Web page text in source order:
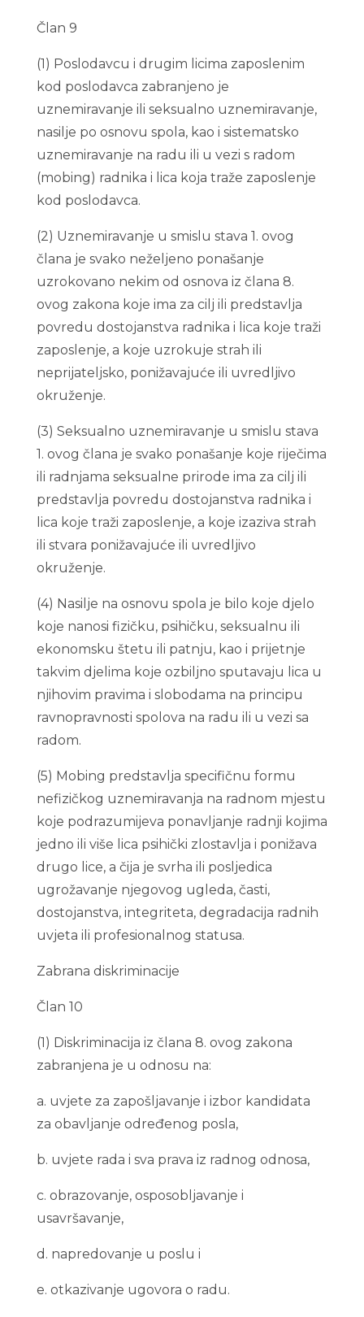
Član 9
(1) Poslodavcu i drugim licima zaposlenim
kod poslodavca zabranjeno je
uznemiravanje ili seksualno uznemiravanje,
nasilje po osnovu spola, kao i sistematsko
uznemiravanje na radu ili u vezi s radom
(mobing) radnika i lica koja traže zaposlenje
kod poslodavca.
(2) Uznemiravanje u smislu stava 1. ovog
člana je svako neželjeno ponašanje
uzrokovano nekim od osnova iz člana 8.
ovog zakona koje ima za cilj ili predstavlja
povredu dostojanstva radnika i lica koje traži
zaposlenje, a koje uzrokuje strah ili
neprijateljsko, ponižavajuće ili uvredljivo
okruženje.
(3) Seksualno uznemiravanje u smislu stava
1. ovog člana je svako ponašanje koje riječima
ili radnjama seksualne prirode ima za cilj ili
predstavlja povredu dostojanstva radnika i
lica koje traži zaposlenje, a koje izaziva strah
ili stvara ponižavajuće ili uvredljivo
okruženje.
(4) Nasilje na osnovu spola je bilo koje djelo
koje nanosi fizičku, psihičku, seksualnu ili
ekonomsku štetu ili patnju, kao i prijetnje
takvim djelima koje ozbiljno sputavaju lica u
njihovim pravima i slobodama na principu
ravnopravnosti spolova na radu ili u vezi sa
radom.
(5) Mobing predstavlja specifičnu formu
nefizičkog uznemiravanja na radnom mjestu
koje podrazumijeva ponavljanje radnji kojima
jedno ili više lica psihički zlostavlja i ponižava
drugo lice, a čija je svrha ili posljedica
ugrožavanje njegovog ugleda, časti,
dostojanstva, integriteta, degradacija radnih
uvjeta ili profesionalnog statusa.
Zabrana diskriminacije
Član 10
(1) Diskriminacija iz člana 8. ovog zakona
zabranjena je u odnosu na:
a. uvjete za zapošljavanje i izbor kandidata
za obavljanje određenog posla,
b. uvjete rada i sva prava iz radnog odnosa,
c. obrazovanje, osposobljavanje i
usavršavanje,
d. napredovanje u poslu i
e. otkazivanje ugovora o radu.